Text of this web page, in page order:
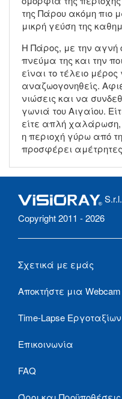
της Πάρου ακόμη πιο
μικρή γεύση της
Η Πάρος, με την αγνή
πνεύμα της και την
είναι το τέλειο
αναζωογονηθείς.
νιώσεις και να
γωνιά του Αιγαίου.
είτε απλή χαλάρωση,
η περιοχή γύρω από
προσφέρει
S.r.l.
Copyright 2011 - 2026
Σχετικά με εμάς
Αποκτήστε μια Webcam
Time-Lapse Εργοταξίων
Επικοινωνία
FAQ